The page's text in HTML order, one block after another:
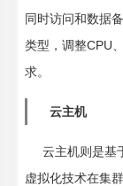
同时访问和数据
类型，调整CPU
求。
云主机
云主机则是基
虚拟化技术在集